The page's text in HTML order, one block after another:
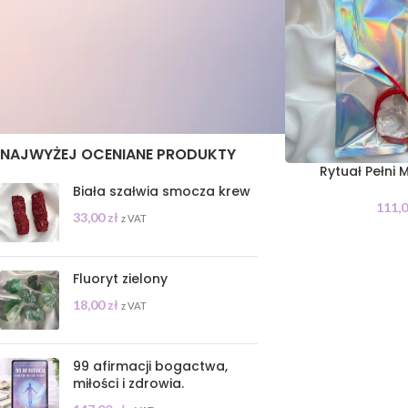
NAJWYŻEJ OCENIANE PRODUKTY
Biała szałwia smocza krew
33,00zł z VAT
Fluoryt zielony
18,00zł z VAT
99 afirmacji bogactwa,
miłości i zdrowia.
Rytuał Pełni